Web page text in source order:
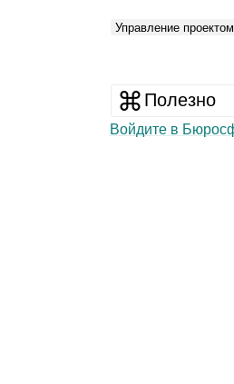
Управление проектом
Полезно
Войдите в